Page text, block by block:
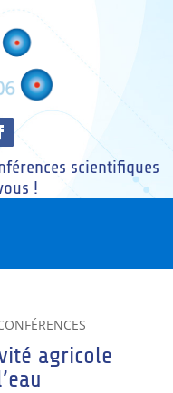
scientifiques
!
agricole